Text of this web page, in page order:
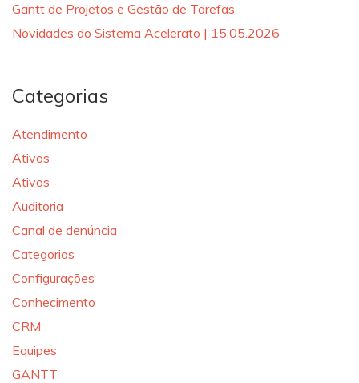
Gantt de Projetos e Gestão de Tarefas
Novidades do Sistema Acelerato | 15.05.2026
Categorias
Atendimento
Ativos
Ativos
Auditoria
Canal de denúncia
Categorias
Configurações
Conhecimento
CRM
Equipes
GANTT